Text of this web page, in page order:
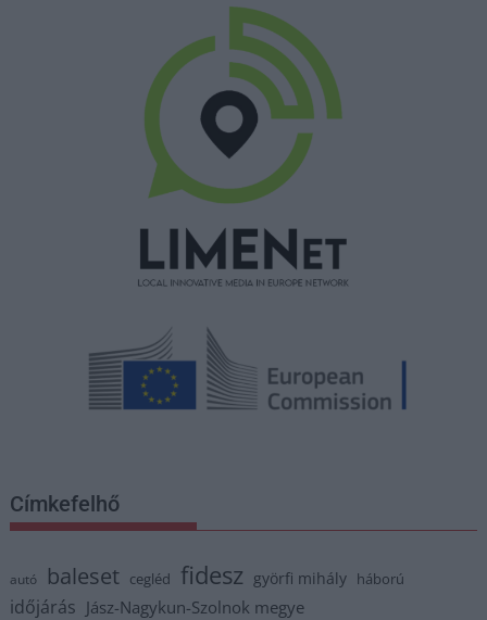
Címkefelhő
autó baleset cegléd fidesz györfi mihály háború
időjárás Jász-Nagykun-Szolnok megye